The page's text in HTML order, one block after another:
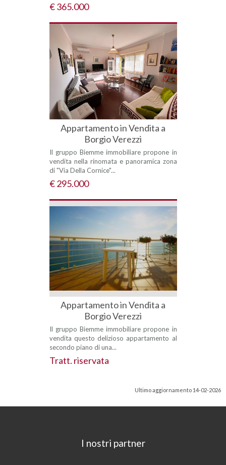
€ 365.000
Appartamento in Vendita a
Borgio Verezzi
Il gruppo Biemme immobiliare propone in
vendita nella rinomata e panoramica zona
di "Via Della Cornice"...
€ 295.000
Appartamento in Vendita a
Borgio Verezzi
Il gruppo Biemme immobiliare propone in
vendita questo delizioso appartamento al
secondo piano di una...
Tratt. riservata
Ultimo aggiornamento 14-02-2026
I nostri partner